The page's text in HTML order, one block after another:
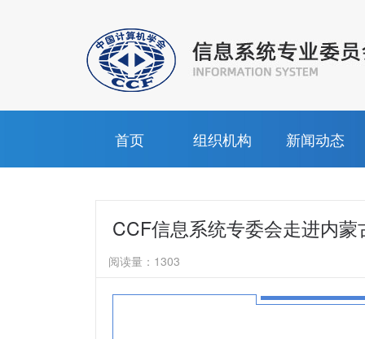
首页 组织机构 新闻动态
CCF信息系统专委会走进内蒙
阅读量： 1303